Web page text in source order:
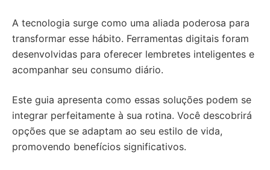
A tecnologia surge como uma aliada poderosa para
transformar esse hábito. Ferramentas digitais foram
desenvolvidas para oferecer lembretes inteligentes e
acompanhar seu consumo diário.
Este guia apresenta como essas soluções podem se
integrar perfeitamente à sua rotina. Você descobrirá
opções que se adaptam ao seu estilo de vida,
promovendo benefícios significativos.